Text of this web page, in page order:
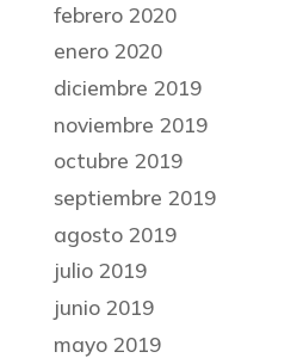
febrero 2020
enero 2020
diciembre 2019
noviembre 2019
octubre 2019
septiembre 2019
agosto 2019
julio 2019
junio 2019
mayo 2019